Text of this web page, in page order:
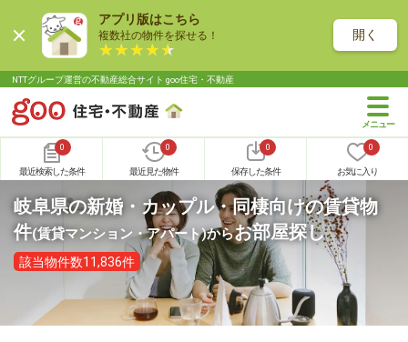
アプリ版はこちら
複数社の物件を探せる！ 開く
NTTグループ運営の不動産総合サイト goo住宅・不動産
0
最近検索した条件
0
最近見た物件
0
保存した条件
0
お気に入り
岐阜県の新婚・カップル・同棲向けの賃貸物
件(賃貸マンション・アパート)からお部屋探し
該当物件数11,836件